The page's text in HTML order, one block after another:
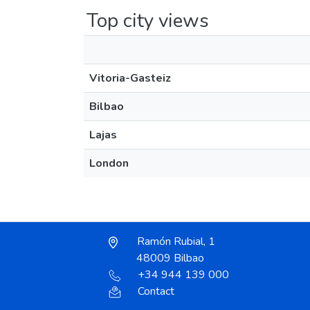
Top city views
Vitoria-Gasteiz
Bilbao
Lajas
London
Ramón Rubial, 1
48009 Bilbao
+34 944 139 000
Contact